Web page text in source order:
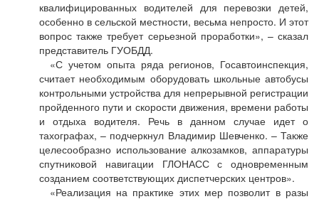
квалифицированных водителей для перевозки детей,
особенно в сельской местности, весьма непросто. И этот
вопрос также требует серьезной проработки», – сказал
представитель ГУОБДД.
«С учетом опыта ряда регионов, Госавтоинспекция,
считает необходимым оборудовать школьные автобусы
контрольными устройства для непрерывной регистрации
пройденного пути и скорости движения, времени работы
и отдыха водителя. Речь в данном случае идет о
тахографах, – подчеркнул Владимир Шевченко. – Также
целесообразно использование алкозамков, аппаратуры
спутниковой навигации ГЛОНАСС с одновременным
созданием соответствующих диспетчерских центров».
«Реализация на практике этих мер позволит в разы